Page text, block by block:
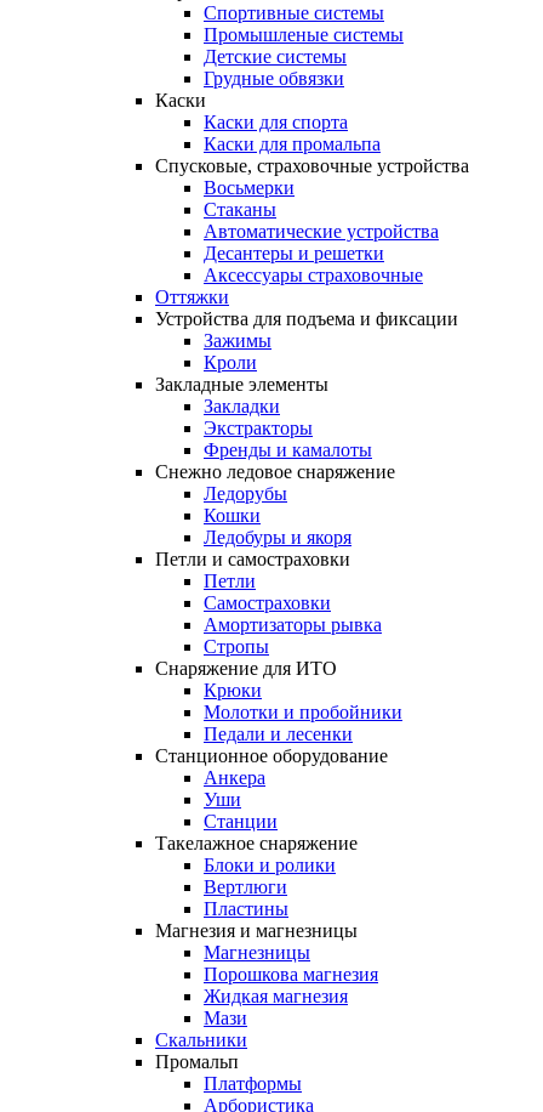
Спортивные системы
Промышленые системы
Детские системы
Грудные обвязки
Каски
Каски для спорта
Каски для промальпа
Спусковые, страховочные устройства
Восьмерки
Стаканы
Автоматические устройства
Десантеры и решетки
Аксессуары страховочные
Оттяжки
Устройства для подъема и фиксации
Зажимы
Кроли
Закладные элементы
Закладки
Экстракторы
Френды и камалоты
Снежно ледовое снаряжение
Ледорубы
Кошки
Ледобуры и якоря
Петли и самостраховки
Петли
Самостраховки
Амортизаторы рывка
Стропы
Снаряжение для ИТО
Крюки
Молотки и пробойники
Педали и лесенки
Станционное оборудование
Анкера
Уши
Станции
Такелажное снаряжение
Блоки и ролики
Вертлюги
Пластины
Магнезия и магнезницы
Магнезницы
Порошкова магнезия
Жидкая магнезия
Мази
Скальники
Промальп
Платформы
Арбористика